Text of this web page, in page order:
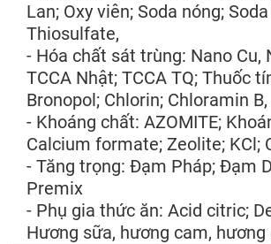
Lan; Oxy viên; Soda nóng;
Thiosulfate,
- Hóa chất sát trùng: Nano Cu,
TCCA Nhật; TCCA TQ; Thuốc
Bronopol; Chlorin; Chloramin B,
- Khoáng chất: AZOMITE;
Calcium formate; Zeolite; KCl;
- Tăng trọng: Đạm Pháp; Đạm
Premix
- Phụ gia thức ăn: Acid citric;
Hương sữa, hương cam, hương